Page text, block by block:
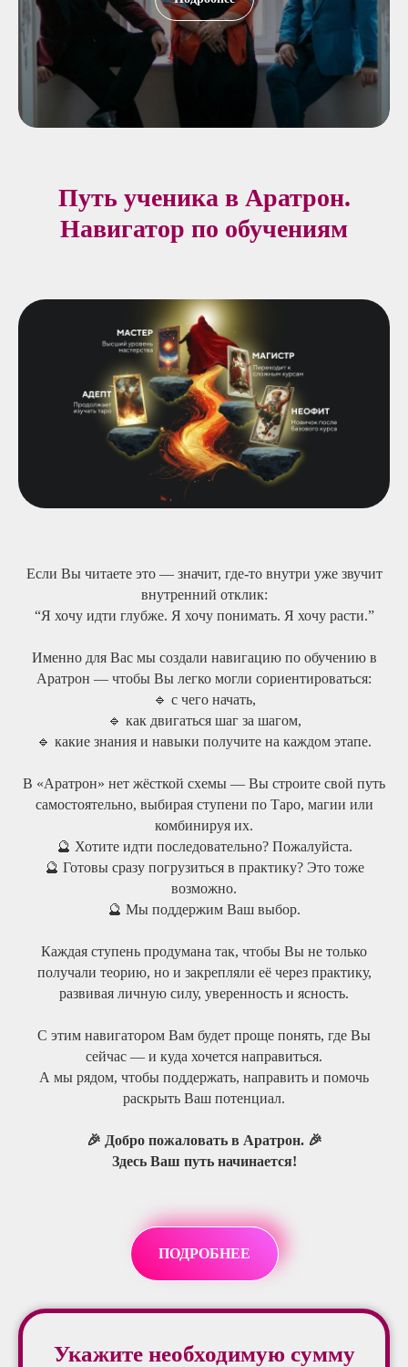
Путь ученика в Аратрон.
Навигатор по обучениям
Если Вы читаете это — значит, где-то внутри уже звучит
внутренний отклик:
“Я хочу идти глубже. Я хочу понимать. Я хочу расти.”
Именно для Вас мы создали навигацию по обучению в
Аратрон — чтобы Вы легко могли сориентироваться:
🔹 с чего начать,
🔹 как двигаться шаг за шагом,
🔹 какие знания и навыки получите на каждом этапе.
В «Аратрон» нет жёсткой схемы — Вы строите свой путь
самостоятельно, выбирая ступени по Таро, магии или
комбинируя их.
🔮 Хотите идти последовательно? Пожалуйста.
🔮 Готовы сразу погрузиться в практику? Это тоже
возможно.
🔮 Мы поддержим Ваш выбор.
Каждая ступень продумана так, чтобы Вы не только
получали теорию, но и закрепляли её через практику,
развивая личную силу, уверенность и ясность.
С этим навигатором Вам будет проще понять, где Вы
сейчас — и куда хочется направиться.
А мы рядом, чтобы поддержать, направить и помочь
раскрыть Ваш потенциал.
🎉 Добро пожаловать в Аратрон. 🎉
Здесь Ваш путь начинается!
ПОДРОБНЕЕ
Укажите необходимую сумму